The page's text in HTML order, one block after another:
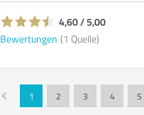
4,60 / 5,00
Bewertungen (1 Quelle)
1 2 3 4 5